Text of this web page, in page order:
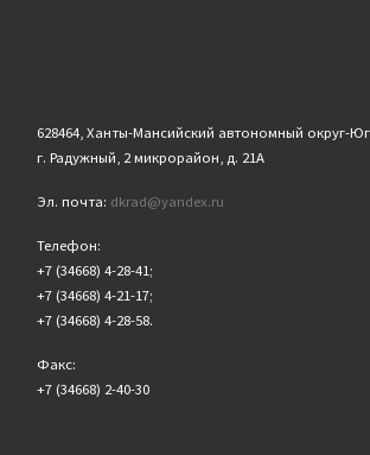
628464, Ханты-Мансийский автономный округ-
г. Радужный, 2 микрорайон, д. 21А
Эл. почта: dkrad@yandex.ru
Телефон:
+7 (34668) 4-28-41;
+7 (34668) 4-21-17;
+7 (34668) 4-28-58.
Факс:
+7 (34668) 2-40-30